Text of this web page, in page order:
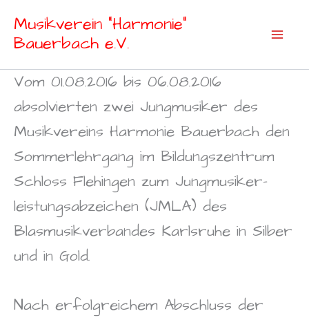
Inhalt
Musikverein "Harmonie"
Bauerbach e.V.
Vom 01.08.2016 bis 06.08.2016
absolvierten zwei Jungmusiker des
Musikvereins Harmonie Bauerbach den
Sommerlehrgang im Bildungszentrum
Schloss Flehingen zum Jungmusiker-
leistungsabzeichen (JMLA) des
Blasmusikverbandes Karlsruhe in Silber
und in Gold.
Nach erfolgreichem Abschluss der